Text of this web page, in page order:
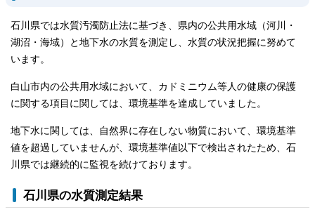
石川県では水質汚濁防止法に基づき、県内の公共用水域（河川・
湖沼・海域）と地下水の水質を測定し、水質の状況把握に努めて
います。
白山市内の公共用水域において、カドミニウム等人の健康の保護
に関する項目に関しては、環境基準を達成していました。
地下水に関しては、自然界に存在しない物質において、環境基準
値を超過していませんが、環境基準値以下で検出されたため、石
川県では継続的に監視を続けております。
石川県の水質測定結果